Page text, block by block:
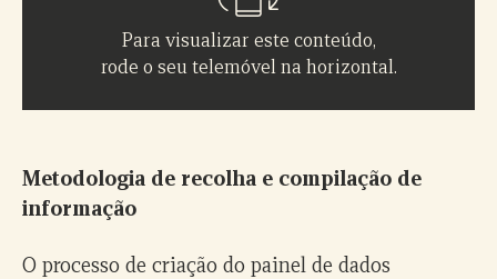
Para visualizar este conteúdo,
rode o seu telemóvel na horizontal.
Metodologia de recolha e compilação de
informação
O processo de criação do painel de dados